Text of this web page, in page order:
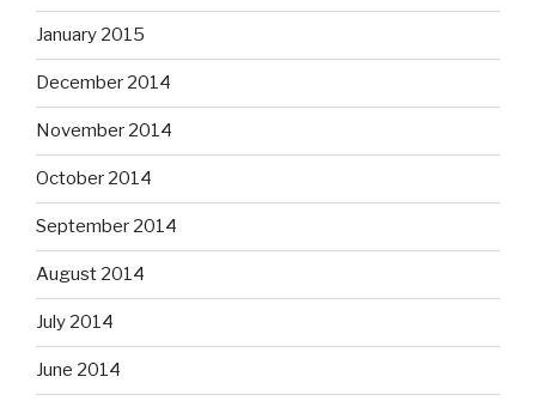
January 2015
December 2014
November 2014
October 2014
September 2014
August 2014
July 2014
June 2014